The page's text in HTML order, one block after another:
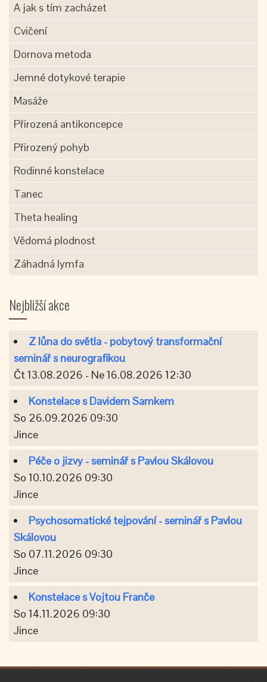
A jak s tím zacházet
Cvičení
Dornova metoda
Jemné dotykové terapie
Masáže
Přirozená antikoncepce
Přirozený pohyb
Rodinné konstelace
Tanec
Theta healing
Vědomá plodnost
Záhadná lymfa
Nejbližší akce
Z lůna do světla - pobytový transformační
seminář s neurografikou
Čt 13.08.2026 - Ne 16.08.2026 12:30
Konstelace s Davidem Samkem
So 26.09.2026 09:30
Jince
Péče o jizvy - seminář s Pavlou Skálovou
So 10.10.2026 09:30
Jince
Psychosomatické tejpování - seminář s Pavlou
Skálovou
So 07.11.2026 09:30
Jince
Konstelace s Vojtou Franče
So 14.11.2026 09:30
Jince